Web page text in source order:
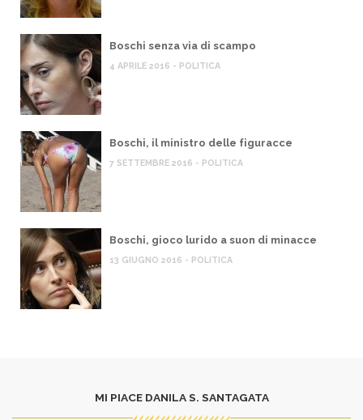
Boschi senza via di scampo
4 APRILE 2016 - POLITICA
Boschi, il ministro delle figuracce
7 SETTEMBRE 2016 - POLITICA
Boschi, gioco lurido a suon di minacce
13 GIUGNO 2016 - POLITICA
MI PIACE DANILA S. SANTAGATA